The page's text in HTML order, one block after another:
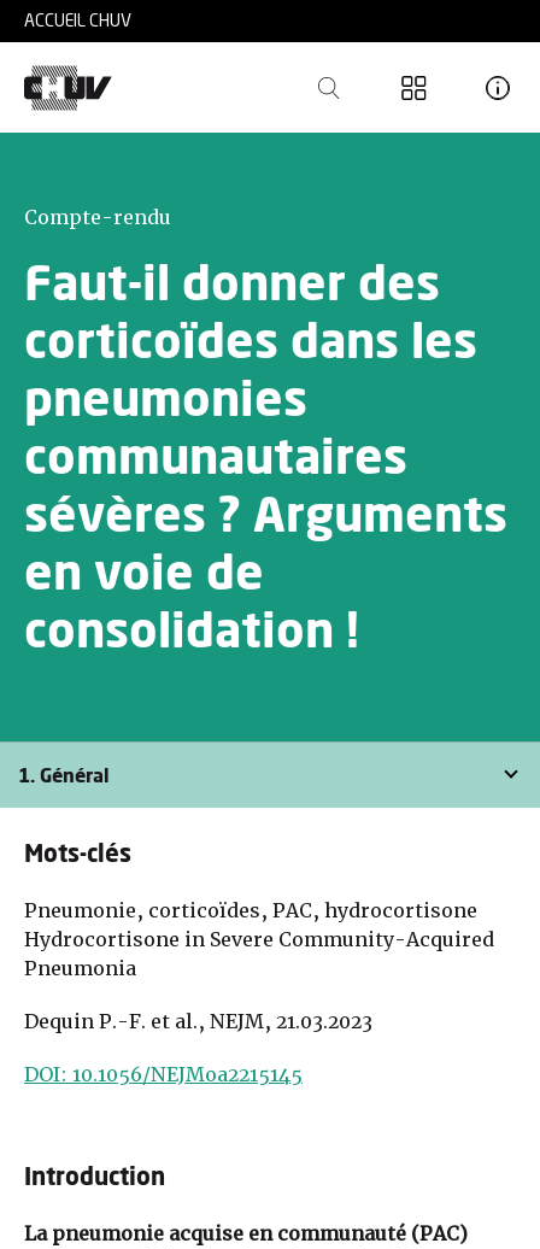
Skip to main content
ACCUEIL CHUV
Compte-rendu
Faut-il donner des
corticoïdes dans les
pneumonies
communautaires
sévères ? Arguments
en voie de
consolidation !
1. Général
Mots-clés
Pneumonie, corticoïdes, PAC, hydrocortisone
Hydrocortisone in Severe Community-Acquired
Pneumonia
Dequin P.-F. et al., NEJM, 21.03.2023
DOI: 10.1056/NEJMoa2215145
Introduction
La pneumonie acquise en communauté (PAC)